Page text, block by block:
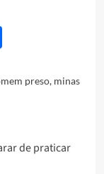
Share
preso, minas
de praticar